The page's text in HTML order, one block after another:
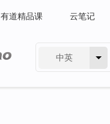
有道精品课 云笔记
中英